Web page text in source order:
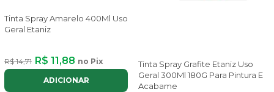
Tinta Spray Amarelo 400Ml Uso
Geral Etaniz
R$ 14,71 R$ 11,88 no Pix
ADICIONAR
Tinta Spray Grafite Etaniz Uso
Geral 300Ml 180G Para Pintura E
Acabame